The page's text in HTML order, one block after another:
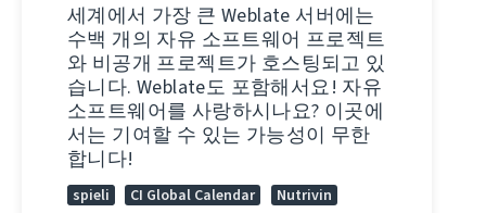
세계에서 가장 큰 Weblate 서버에는
수백 개의 자유 소프트웨어 프로젝트
와 비공개 프로젝트가 호스팅되고 있
습니다. Weblate도 포함해서요! 자유
소프트웨어를 사랑하시나요? 이곳에
서는 기여할 수 있는 가능성이 무한
합니다!
spieli CI Global Calendar
Nutrivin